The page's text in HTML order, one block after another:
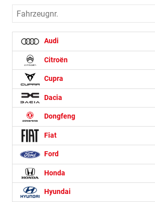
Fahrzeugnr.
Audi
Citroën
Cupra
Dacia
Dongfeng
Fiat
Ford
Honda
Hyundai